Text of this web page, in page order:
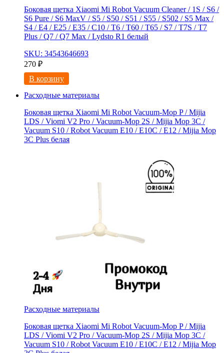
Боковая щетка Xiaomi Mi Robot Vacuum Cleaner / 1S / S6 /
S6 Pure / S6 MaxV / S5 / S50 / S51 / S55 / S502 / S5 Max /
S4 / E4 / E25 / E35 / C10 / T6 / T60 / T65 / S7 / T7S / T7
Plus / Q7 / Q7 Max / Lydsto R1 белый
SKU: 34543646693
270 ₽
В корзину
Расходные материалы
Боковая щетка Xiaomi Mi Robot Vacuum-Mop P / Mijia
LDS / Viomi V2 Pro / Vacuum-Mop 2S / Mijia Mop 3C /
Vacuum S10 / Robot Vacuum E10 / E10C / E12 / Mijia Mop
3С Рlus белая
Расходные материалы
Боковая щетка Xiaomi Mi Robot Vacuum-Mop P / Mijia
LDS / Viomi V2 Pro / Vacuum-Mop 2S / Mijia Mop 3C /
Vacuum S10 / Robot Vacuum E10 / E10C / E12 / Mijia Mop